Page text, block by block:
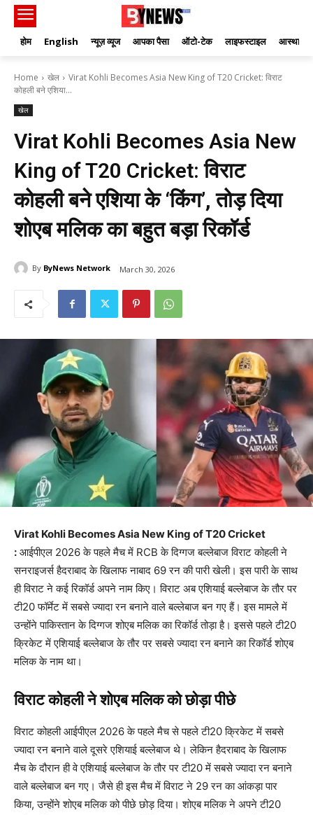
होम English न्यूज़ व्यूज आपका पैसा ऑटो-टेक लाइफस्टाइल आस्था
Home खेल
Virat Kohli Becomes Asia New King of T20 Cricket: विराट
कोहली बने एशिया...
खेल
Virat Kohli Becomes Asia New
King of T20 Cricket: विराट
कोहली बने एशिया के ‘किंग’, तोड़ दिया
शोएब मलिक का बहुत बड़ा रिकॉर्ड
By ByNews Network March 30, 2026
Virat Kohli Becomes Asia New King of T20 Cricket
: आईपीएल 2026 के पहले मैच में RCB के दिग्गज बल्लेबाज विराट कोहली ने
सनराइजर्स हैदराबाद के खिलाफ नाबाद 69 रन की पारी खेली। इस पारी के साथ
ही विराट ने कई रिकॉर्ड अपने नाम किए। विराट अब एशियाई बल्लेबाज के तौर पर
टी20 फॉर्मेट में सबसे ज्यादा रन बनाने वाले बल्लेबाज बन गए हैं। इस मामले में
उन्होंने पाकिस्तान के दिग्गज शोएब मलिक का रिकॉर्ड तोड़ा है। इससे पहले टी20
क्रिकेट में एशियाई बल्लेबाज के तौर पर सबसे ज्यादा रन बनाने का रिकॉर्ड शोएब
मलिक के नाम था।
विराट कोहली ने शोएब मलिक को छोड़ा पीछे
विराट कोहली आईपीएल 2026 के पहले मैच से पहले टी20 क्रिकेट में सबसे
ज्यादा रन बनाने वाले दूसरे एशियाई बल्लेबाज थे। लेकिन हैदराबाद के खिलाफ
मैच के दौरान ही वे एशियाई बल्लेबाज के तौर पर टी20 में सबसे ज्यादा रन बनाने
वाले बल्लेबाज बन गए। जैसे ही इस मैच में विराट ने 29 रन का आंकड़ा पार
किया, उन्होंने शोएब मलिक को पीछे छोड़ दिया। शोएब मलिक ने अपने टी20